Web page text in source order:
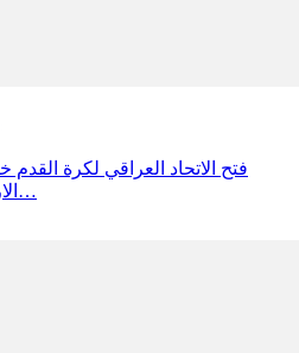
الارجنتيني السابق دييغو مارادونا…